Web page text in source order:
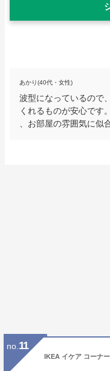
あかり(40代・女性)
波型になっているので
くれるものが安心です
、お部屋の雰囲気に似
no. 11